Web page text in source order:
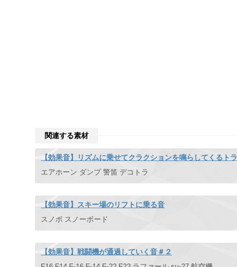
関連する素材
【効果音】リズムに乗せてクラクションを鳴らしてくるト
エアホーン ダンプ 警笛 デコトラ
【効果音】スキー場のリフトに乗る音
スノボ スノーボード
【効果音】戦闘機が通過していく音＃２